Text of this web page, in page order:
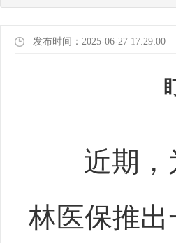
发布时间：2025-06-27 17:29:00
近期，
林医保推